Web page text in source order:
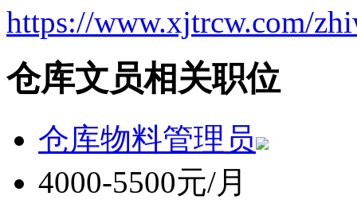
https://www.xjtrcw.com/
仓库文员相关职位
仓库物料管理员
4000-5500元/月